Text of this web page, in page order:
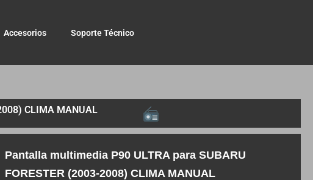
Accesorios Soporte Técnico
CLIMA MANUAL
Pantalla multimedia P90 ULTRA para SUBARU
FORESTER (2003-2008) CLIMA MANUAL